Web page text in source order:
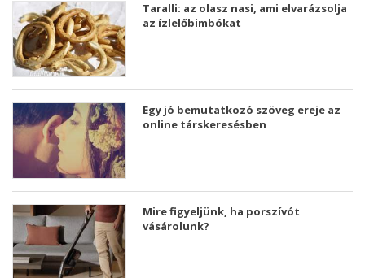
Taralli: az olasz nasi, ami elvarázsolja
az ízlelőbimbókat
Egy jó bemutatkozó szöveg ereje az
online társkeresésben
Mire figyeljünk, ha porszívót
vásárolunk?